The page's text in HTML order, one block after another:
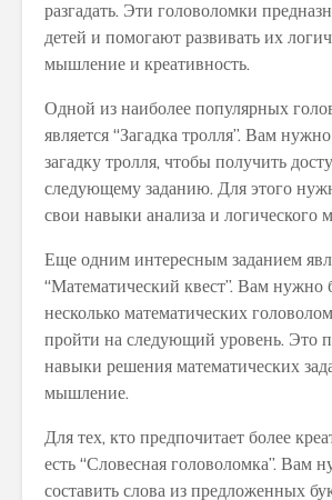
разгадать. Эти головоломки
детей и помогают развивать их
мышление и креативность.
Одной из наиболее популярных
является “Загадка тролля”. Вам нужно
загадку тролля, чтобы получить
следующему заданию. Для этого
свои навыки анализа и логического
Еще одним интересным заданием
“Математический квест”. Вам нужно
несколько математических
пройти на следующий уровень. Это
навыки решения математических
мышление.
Для тех, кто предпочитает более
есть “Словесная головоломка”. Вам
составить слова из предложенных